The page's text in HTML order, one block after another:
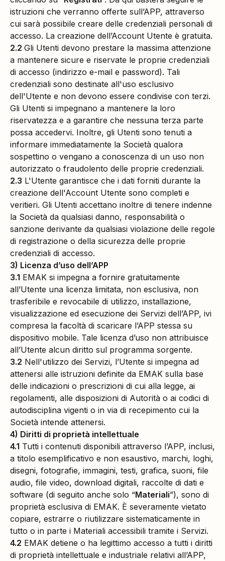
istruzioni che verranno offerte sull’APP, attraverso
cui sarà possibile creare delle credenziali personali di
accesso. La creazione dell’Account Utente è gratuita.
2.2 Gli Utenti devono prestare la massima attenzione
a mantenere sicure e riservate le proprie credenziali
di accesso (indirizzo e-mail e password). Tali
credenziali sono destinate all'uso esclusivo
dell'Utente e non devono essere condivise con terzi.
Gli Utenti si impegnano a mantenere la loro
riservatezza e a garantire che nessuna terza parte
possa accedervi. Inoltre, gli Utenti sono tenuti a
informare immediatamente la Società qualora
sospettino o vengano a conoscenza di un uso non
autorizzato o fraudolento delle proprie credenziali.
2.3 L'Utente garantisce che i dati forniti durante la
creazione dell'Account Utente sono completi e
veritieri. Gli Utenti accettano inoltre di tenere indenne
la Società da qualsiasi danno, responsabilità o
sanzione derivante da qualsiasi violazione delle regole
di registrazione o della sicurezza delle proprie
credenziali di accesso.
3) Licenza d’uso dell’APP
3.1 EMAK si impegna a fornire gratuitamente
all’Utente una licenza limitata, non esclusiva, non
trasferibile e revocabile di utilizzo, installazione,
visualizzazione ed esecuzione dei Servizi dell’APP, ivi
compresa la facoltà di scaricare l’APP stessa su
dispositivo mobile. Tale licenza d’uso non attribuisce
all’Utente alcun diritto sul programma sorgente.
3.2 Nell'utilizzo dei Servizi, l’Utente si impegna ad
attenersi alle istruzioni definite da EMAK sulla base
delle indicazioni o prescrizioni di cui alla legge, ai
regolamenti, alle disposizioni di Autorità o ai codici di
autodisciplina vigenti o in via di recepimento cui la
Società intende attenersi.
4) Diritti di proprietà intellettuale
4.1 Tutti i contenuti disponibili attraverso l’APP, inclusi,
a titolo esemplificativo e non esaustivo, marchi, loghi,
disegni, fotografie, immagini, testi, grafica, suoni, file
audio, file video, download digitali, raccolte di dati e
software (di seguito anche solo “Materiali”), sono di
proprietà esclusiva di EMAK. È severamente vietato
copiare, estrarre o riutilizzare sistematicamente in
tutto o in parte i Materiali accessibili tramite i Servizi.
4.2 EMAK detiene o ha legittimo accesso a tutti i diritti
di proprietà intellettuale e industriale relativi all’APP,